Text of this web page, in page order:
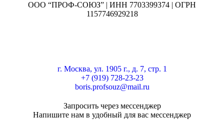
ООО “ПРОФ-СОЮЗ” | ИНН 7703399374 | ОГРН
1157746929218
г. Москва, ул. 1905 г., д. 7, стр. 1
+7 (919) 728-23-23
boris.profsouz@mail.ru
Запросить через мессенджер
Напишите нам в удобный для вас мессенджер